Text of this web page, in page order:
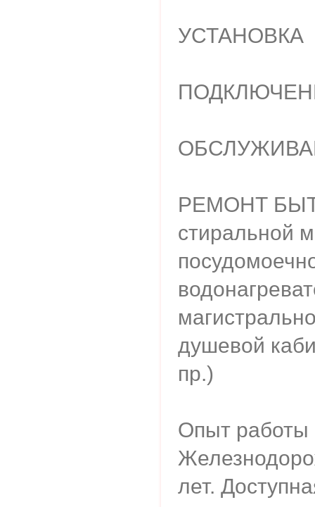
УСТАНОВКА
РЕМОНТ
стиральной
душевой
пр.)
Опыт работы
лет.